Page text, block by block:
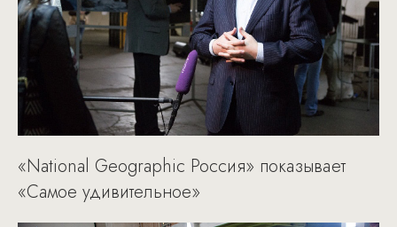
«National Geographic Россия» показывает
«Самое удивительное»